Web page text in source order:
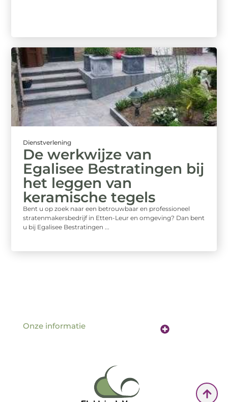
Dienstverlening
De werkwijze van
Egalisee Bestratingen bij
het leggen van
keramische tegels
Bent u op zoek naar een betrouwbaar en professioneel
stratenmakersbedrijf in Etten-Leur en omgeving? Dan bent
u bij Egalisee Bestratingen ...
Onze informatie